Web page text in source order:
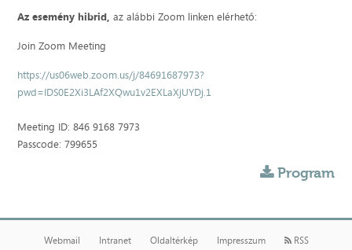
Az esemény hibrid, az alábbi Zoom linken elérhető:
Join Zoom Meeting
https://us06web.zoom.us/j/84691687973?
pwd=IDS0E2Xi3LAf2XQwu1v2EXLaXjUYDj.1
Meeting ID: 846 9168 7973
Passcode: 799655
Program
Webmail Intranet Oldaltérkép Impresszum RSS